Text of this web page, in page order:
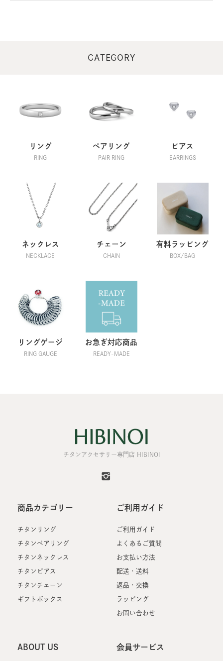
ショップからのコメント
がとうございました。
いただいたご意見は、今後の商品展開や商品改良の参考
機会がございましたら、是非また当店をご利用いただけ
れば幸いです。
CATEGORY
リング
RING
ペアリング
PAIR RING
ピアス
EARRINGS
ネックレス
NECKLACE
チェーン
CHAIN
有料ラッピング
BOX/BAG
リングゲージ
RING GAUGE
お急ぎ対応商品
READY-MADE
チタンアクセサリー専門店 HIBINOI
商品カテゴリー
チタンリング
チタンペアリング
チタンネックレス
チタンピアス
チタンチェーン
ギフトボックス
ご利用ガイド
ご利用ガイド
よくあるご質問
お支払い方法
配送・送料
返品・交換
ラッピング
お問い合わせ
ABOUT US 会員サービス